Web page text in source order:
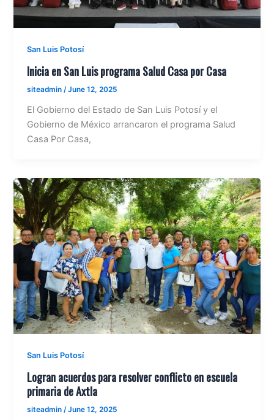
San Luis Potosí
Inicia en San Luis programa Salud Casa por Casa
siteadmin /June 12, 2025
El Gobierno del Estado de San Luis Potosí y el
Gobierno de México arrancaron el programa Salud
Casa Por Casa,
San Luis Potosí
Logran acuerdos para resolver conflicto en escuela
primaria de Axtla
siteadmin /June 12, 2025